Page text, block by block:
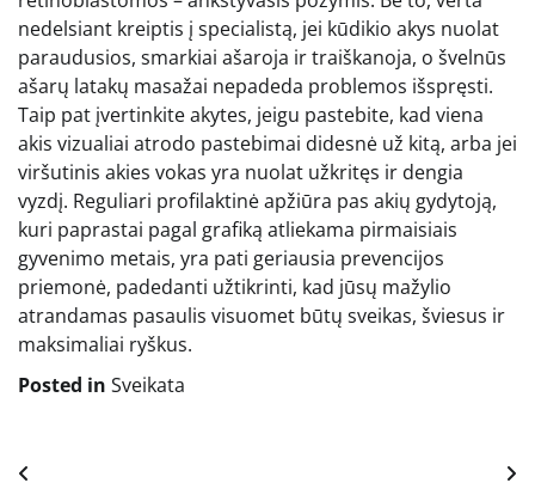
nedelsiant kreiptis į specialistą, jei kūdikio akys nuolat
paraudusios, smarkiai ašaroja ir traiškanoja, o švelnūs
ašarų latakų masažai nepadeda problemos išspręsti.
Taip pat įvertinkite akytes, jeigu pastebite, kad viena
akis vizualiai atrodo pastebimai didesnė už kitą, arba jei
viršutinis akies vokas yra nuolat užkritęs ir dengia
vyzdį. Reguliari profilaktinė apžiūra pas akių gydytoją,
kuri paprastai pagal grafiką atliekama pirmaisiais
gyvenimo metais, yra pati geriausia prevencijos
priemonė, padedanti užtikrinti, kad jūsų mažylio
atrandamas pasaulis visuomet būtų sveikas, šviesus ir
maksimaliai ryškus.
Posted in Sveikata